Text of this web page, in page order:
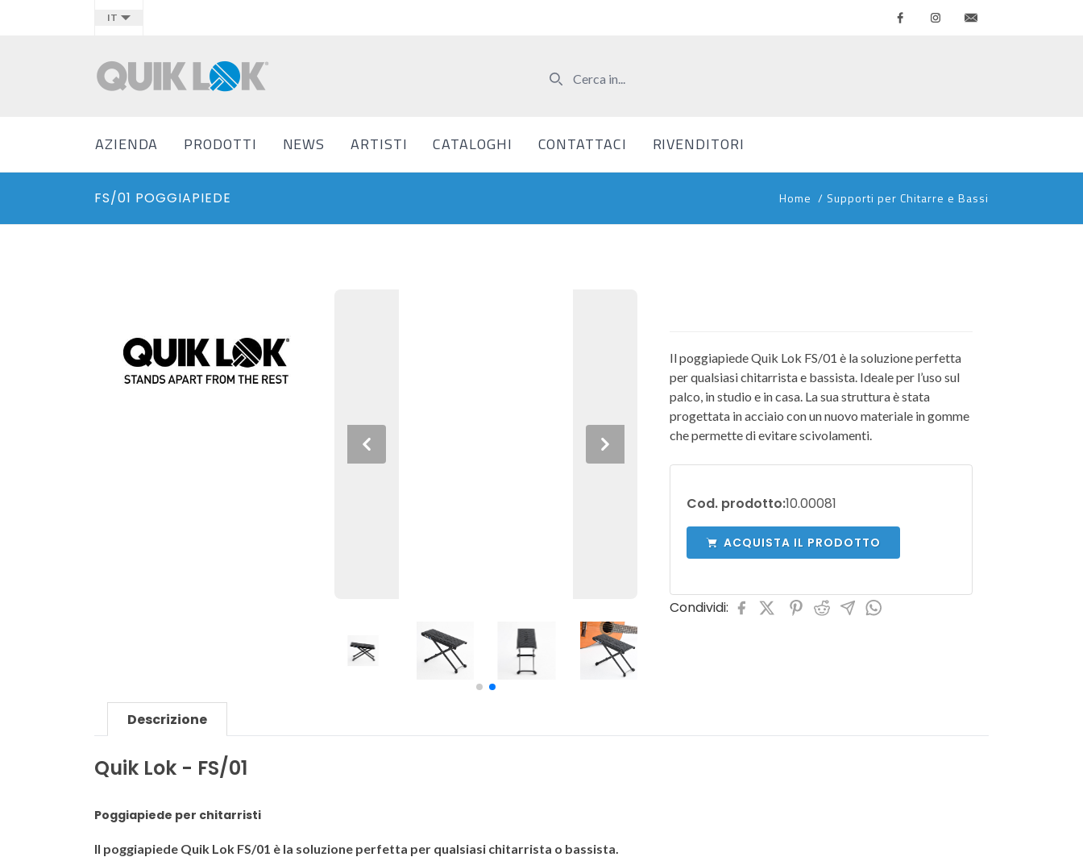
IT FacebookInstagram
AZIENDA PRODOTTI NEWS ARTISTI CATALOGHI CONTATTACI RIVENDITORI
FS/01 POGGIAPIEDE Home / Supporti per Chitarre e Bassi
Previous Next
Il poggiapiede Quik Lok FS/01 è la soluzione perfetta
per qualsiasi chitarrista e bassista. Ideale per l’uso sul
palco, in studio e in casa. La sua struttura è stata
progettata in acciaio con un nuovo materiale in gomme
che permette di evitare scivolamenti.
Cod. prodotto:10.00081
ACQUISTA IL PRODOTTO
Condividi:
Descrizione
Quik Lok - FS/01
Poggiapiede per chitarristi
Il poggiapiede Quik Lok FS/01 è la soluzione perfetta per qualsiasi chitarrista o bassista.